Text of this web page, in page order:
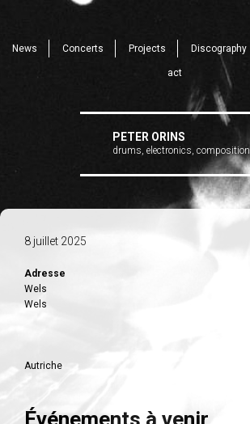
News Concerts Projects Discography
act
PETER ORINS
drums, electronics, composition
8 juillet 2025
Adresse
Wels
Wels
Autriche
Événements à venir